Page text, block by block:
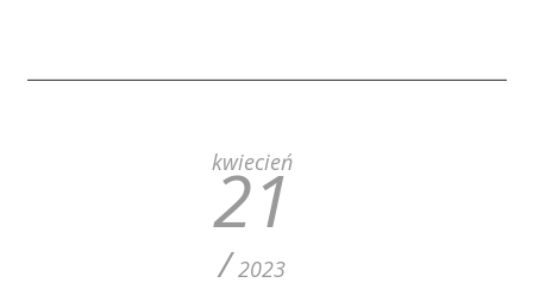
kwiecień
21
/ 2023